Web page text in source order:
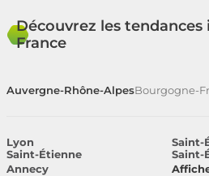
Découvrez les
France
Auvergne-Rhône-AlpesBourgogne-
Lyon
Saint-
Saint-Étienne
Saint-
Annecy